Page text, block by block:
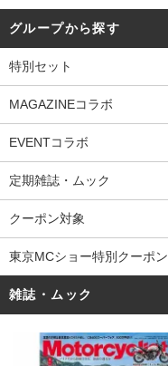
グループから探す
特別セット
MAGAZINEコラボ
EVENTコラボ
定期雑誌・ムック
クーポン対象
東京MCショー特別クーポン
雑誌・ムック